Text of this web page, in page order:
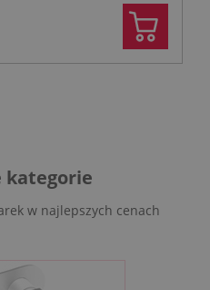
kategorie
w najlepszych cenach